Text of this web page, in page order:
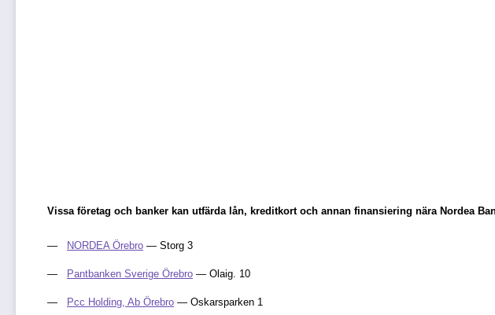
Vissa företag och banker kan utfärda lån, kreditkort och annan finansiering nära Nordea
NORDEA Örebro — Storg 3
Pantbanken Sverige Örebro — Olaig. 10
Pcc Holding, Ab Örebro — Oskarsparken 1